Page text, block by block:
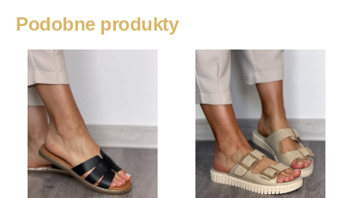
Podobne produkty